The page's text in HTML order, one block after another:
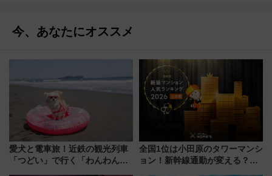
今、あなたにオススメ
愛犬と電車旅！近鉄の観光列車
「つどい」で行く「わんわん列
全国1位は小田原のタワーマンシ
ョン！新幹線通勤が変える？